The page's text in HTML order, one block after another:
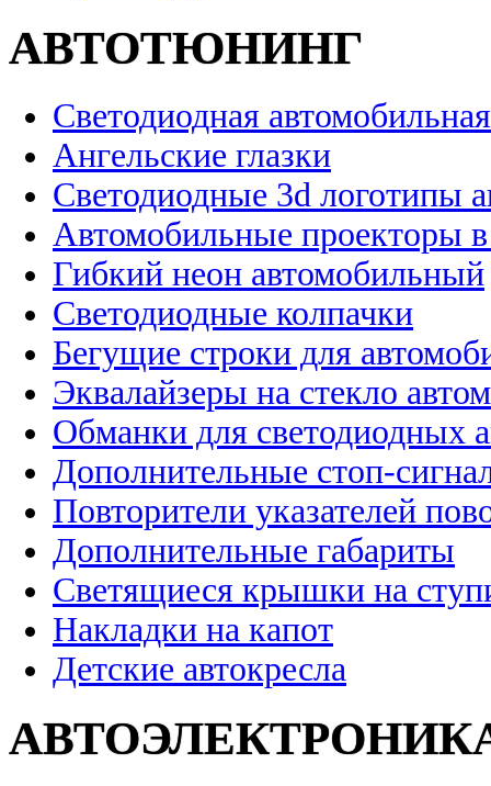
АВТОТЮНИНГ
Светодиодная
Ангельские глазки
Светодиодные 3d логотипы
Автомобильные проекторы
Гибкий неон автомобильный
Светодиодные колпачки
Бегущие строки для
Эквалайзеры на стекло
Обманки для светодиодных
Дополнительные стоп-
Повторители указателей
Дополнительные габариты
Светящиеся крышки на
Накладки на капот
Детские автокресла